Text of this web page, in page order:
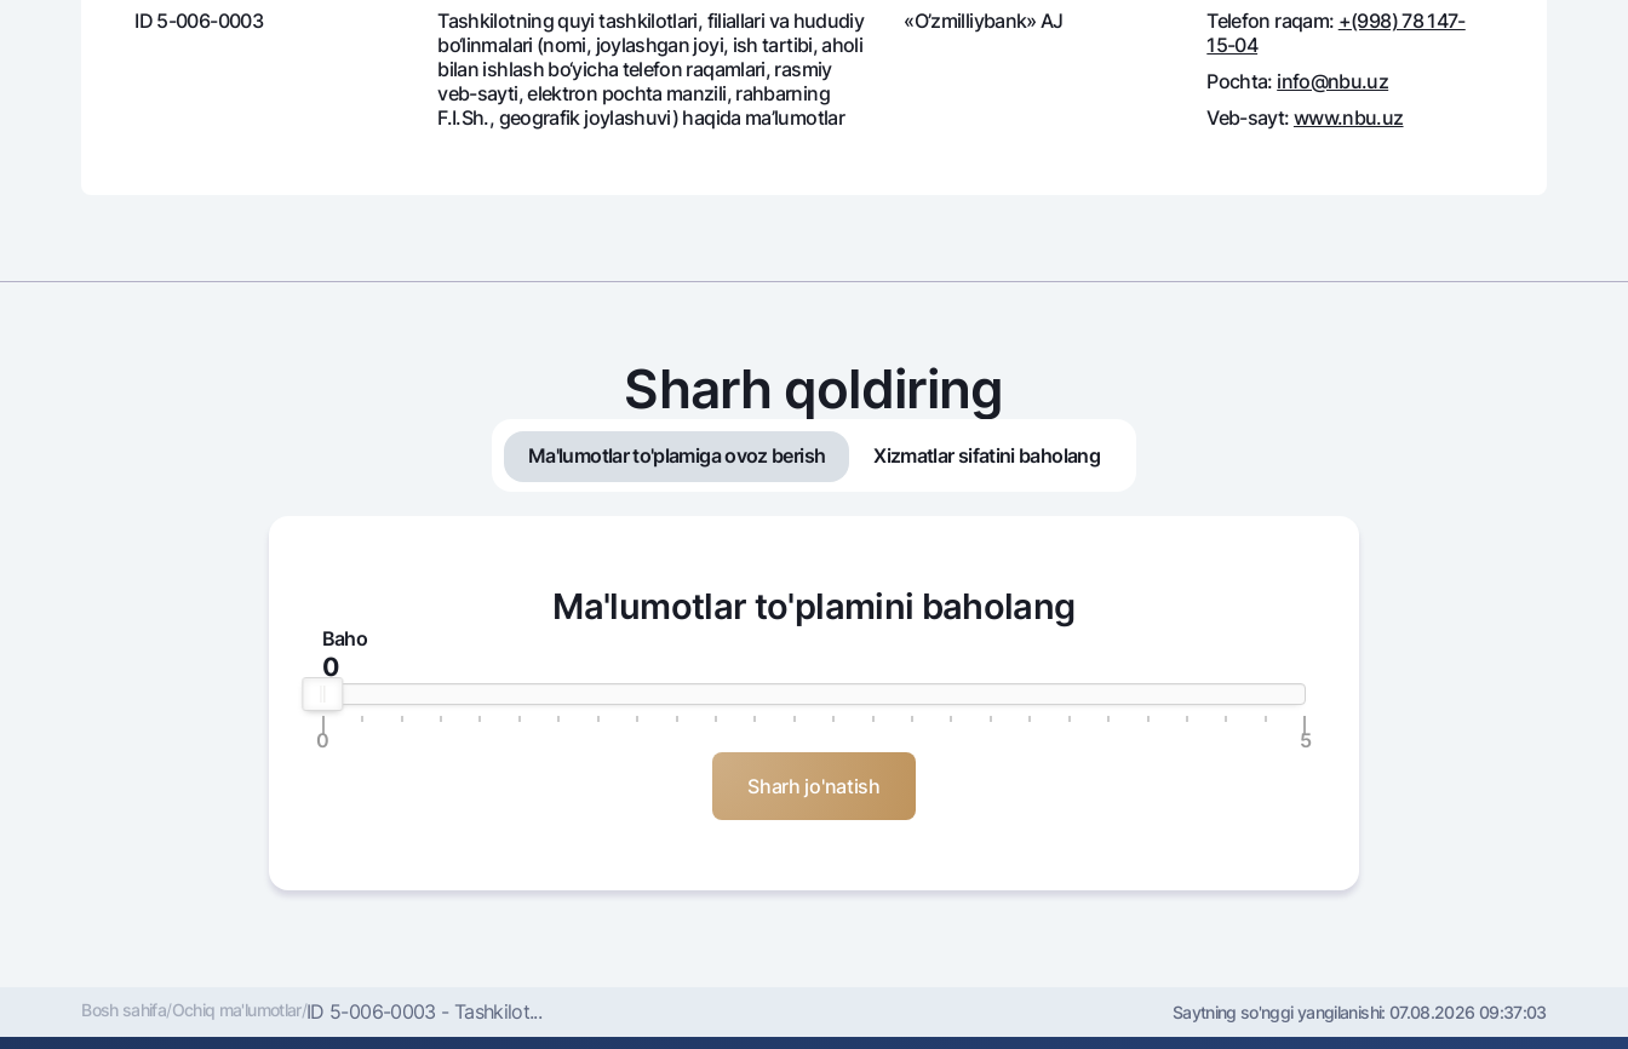
ID 5-006-0003
Tashkilotning quyi tashkilotlari, filiallari va hududiy
bo‘linmalari (nomi, joylashgan joyi, ish tartibi, aholi
bilan ishlash bo‘yicha telefon raqamlari, rasmiy
veb-sayti, elektron pochta manzili, rahbarning
F.I.Sh., geografik joylashuvi) haqida ma’lumotlar
«O’zmilliybank» AJ Telefon raqam: +(998) 78 147-
15-04
Pochta: info@nbu.uz
Veb-sayt: www.nbu.uz
Sharh qoldiring
Ma'lumotlar to'plamiga ovoz berish Xizmatlar sifatini baholang
Ma'lumotlar to'plamini baholang
Baho
0
0 5
Bosh sahifa/Ochiq ma'lumotlar/ID 5-006-0003 - Tashkilot... Saytning so'nggi yangilanishi: 07.08.2026 09:37:03